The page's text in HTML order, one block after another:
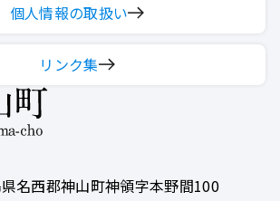
名西郡神山町神領字本野間100
個人情報の取扱い
リンク集